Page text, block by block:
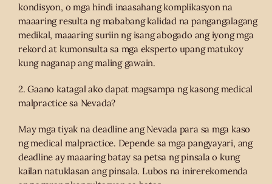
kondisyon, o mga hindi inaasahang komplikasyon na
maaaring resulta ng mababang kalidad na pangangalagang
medikal, maaaring suriin ng isang abogado ang iyong mga
rekord at kumonsulta sa mga eksperto upang matukoy
kung naganap ang maling gawain.
2. Gaano katagal ako dapat magsampa ng kasong medical
malpractice sa Nevada?
May mga tiyak na deadline ang Nevada para sa mga kaso
ng medical malpractice. Depende sa mga pangyayari, ang
deadline ay maaaring batay sa petsa ng pinsala o kung
kailan natuklasan ang pinsala. Lubos na inirerekomenda